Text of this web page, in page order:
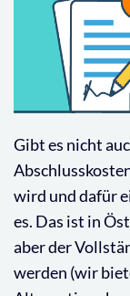
Gibt es nicht
wird und dafür
es. Das ist in
aber der
werden (wir